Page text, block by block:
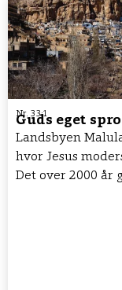
Nr. 33:1
Guds eget
Landsbyen
hvor Jesus
Det over 2000 år